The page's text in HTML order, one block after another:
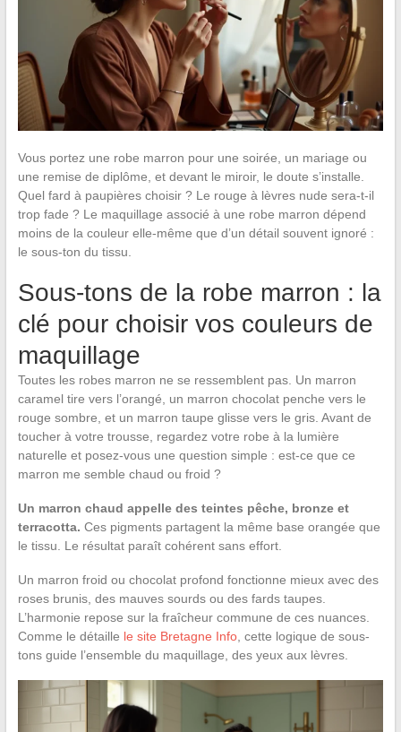
Vous portez une robe marron pour une soirée, un mariage ou
une remise de diplôme, et devant le miroir, le doute s’installe.
Quel fard à paupières choisir ? Le rouge à lèvres nude sera-t-il
trop fade ? Le maquillage associé à une robe marron dépend
moins de la couleur elle-même que d’un détail souvent ignoré :
le sous-ton du tissu.
Sous-tons de la robe marron : la
clé pour choisir vos couleurs de
maquillage
Toutes les robes marron ne se ressemblent pas. Un marron
caramel tire vers l’orangé, un marron chocolat penche vers le
rouge sombre, et un marron taupe glisse vers le gris. Avant de
toucher à votre trousse, regardez votre robe à la lumière
naturelle et posez-vous une question simple : est-ce que ce
marron me semble chaud ou froid ?
Un marron chaud appelle des teintes pêche, bronze et
terracotta. Ces pigments partagent la même base orangée que
le tissu. Le résultat paraît cohérent sans effort.
Un marron froid ou chocolat profond fonctionne mieux avec des
roses brunis, des mauves sourds ou des fards taupes.
L’harmonie repose sur la fraîcheur commune de ces nuances.
Comme le détaille le site Bretagne Info, cette logique de sous-
tons guide l’ensemble du maquillage, des yeux aux lèvres.